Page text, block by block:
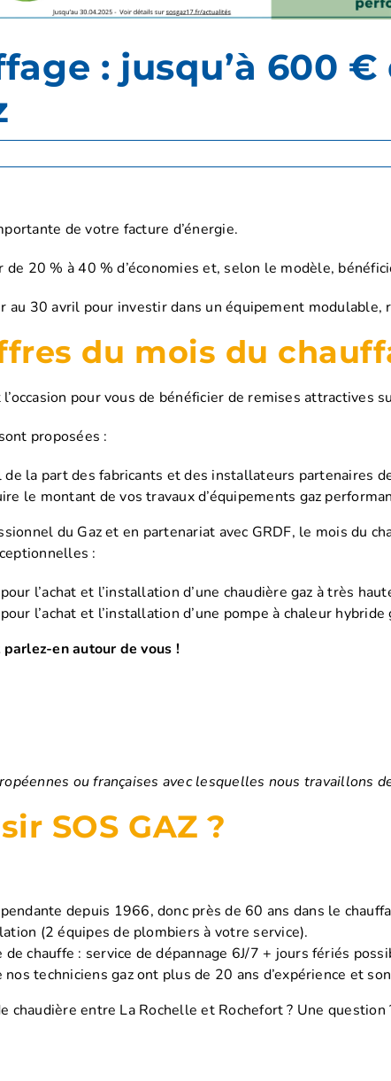
: jusqu’à 600
de votre facture d’énergie.
20 % à 40 % d’économies et, selon le modèle,
au 30 avril pour investir dans un équipement
du mois du
pour vous de bénéficier de remises attractives
proposées :
la part des fabricants et des installateurs partenaires
le montant de vos travaux d’équipements gaz
du Gaz et en partenariat avec GRDF, le mois du
:
pour l’achat et l’installation d’une chaudière gaz à très
pour l’achat et l’installation d’une pompe à chaleur hybride
en autour de vous !
ou françaises avec lesquelles nous travaillons
SOS GAZ ?
depuis 1966, donc près de 60 ans dans le
(2 équipes de plombiers à votre service).
de chauffe : service de dépannage 6J/7 + jours fériés
techniciens gaz ont plus de 20 ans d’expérience et
entre La Rochelle et Rochefort ? Une question